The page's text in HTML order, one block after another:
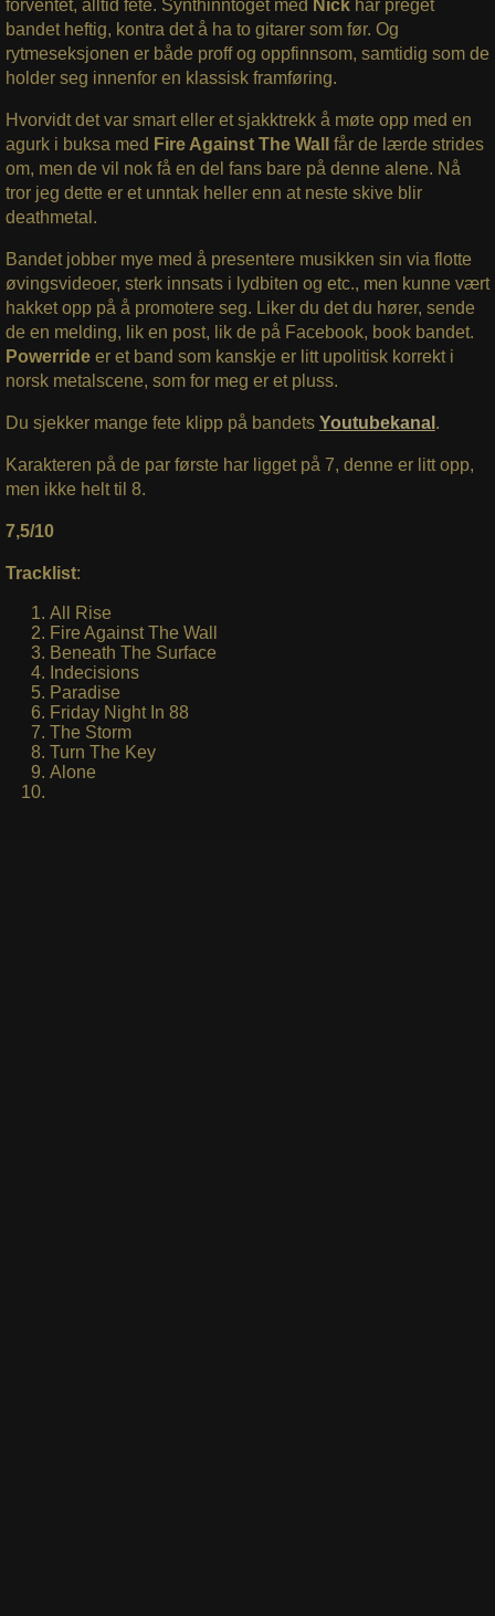
forventet, alltid fete. Synthinntoget med Nick har preget
bandet heftig, kontra det å ha to gitarer som før. Og
rytmeseksjonen er både proff og oppfinnsom, samtidig som de
holder seg innenfor en klassisk framføring.
Hvorvidt det var smart eller et sjakktrekk å møte opp med en
agurk i buksa med Fire Against The Wall
får de lærde strides
om, men de vil nok få en del fans bare på denne alene. Nå
tror jeg dette er et unntak heller enn at neste skive blir
deathmetal.
Bandet jobber mye med å presentere musikken sin via flotte
øvingsvideoer, sterk innsats i lydbiten og etc., men kunne vært
hakket opp på å promotere seg. Liker du det du hører, sende
de en melding, lik en post, lik de på Facebook, book bandet.
Powerride er et band som kanskje er litt upolitisk korrekt i
norsk metalscene, som for meg er et pluss.
Du sjekker mange fete klipp på bandets Youtubekanal .
Karakteren på de par første har ligget på 7, denne er litt opp,
men ikke helt til 8.
7,5/10
Tracklist:
All Rise
Fire Against The Wall
Beneath The Surface
Indecisions
Paradise
Friday Night In 88
The Storm
Turn The Key
Alone